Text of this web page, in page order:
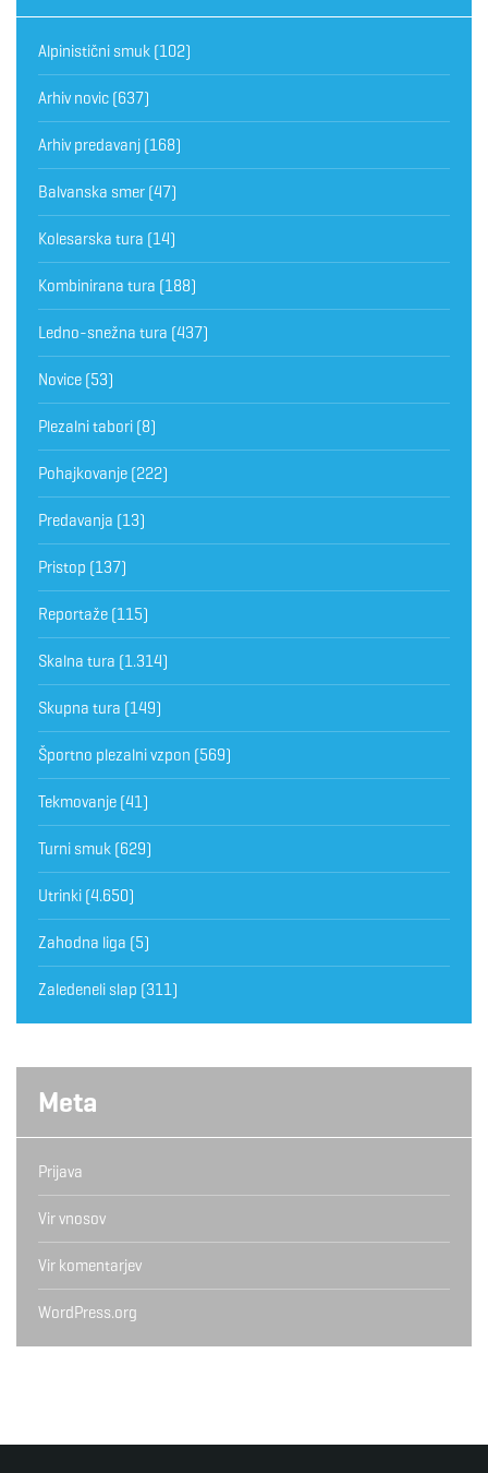
Alpinistični smuk (102)
Arhiv novic (637)
Arhiv predavanj (168)
Balvanska smer (47)
Kolesarska tura (14)
Kombinirana tura (188)
Ledno-snežna tura (437)
Novice (53)
Plezalni tabori (8)
Pohajkovanje (222)
Predavanja (13)
Pristop (137)
Reportaže (115)
Skalna tura (1.314)
Skupna tura (149)
Športno plezalni vzpon (569)
Tekmovanje (41)
Turni smuk (629)
Utrinki (4.650)
Zahodna liga (5)
Zaledeneli slap (311)
Meta
Prijava
Vir vnosov
Vir komentarjev
WordPress.org